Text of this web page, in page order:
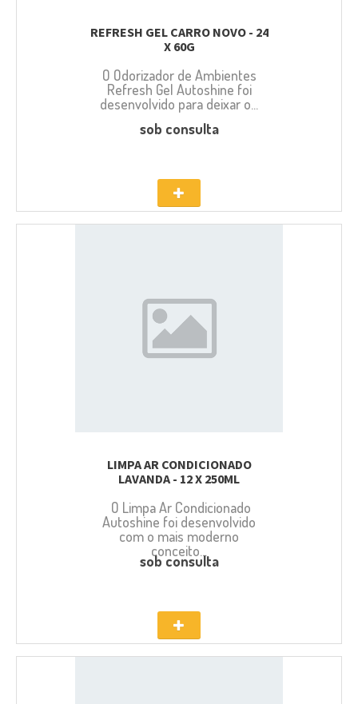
REFRESH GEL CARRO NOVO - 24
X 60G
O Odorizador de Ambientes
Refresh Gel Autoshine foi
desenvolvido para deixar o...
sob consulta
LIMPA AR CONDICIONADO
LAVANDA - 12 X 250ML
O Limpa Ar Condicionado
Autoshine foi desenvolvido
com o mais moderno
conceito...
sob consulta